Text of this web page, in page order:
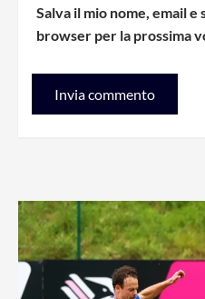
Salva il mio nome, email
browser per la prossima